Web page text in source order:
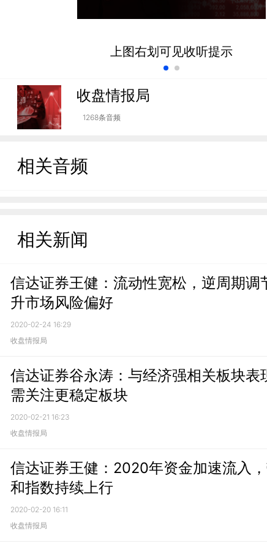
上图右划可见收听提示
收盘情报局
1268条音频
相关音频
相关新闻
信达证券王健：流动性宽松，逆周期调
升市场风险偏好
2020-02-24 16:29
收盘情报局
信达证券谷永涛：与经济强相关板块表
需关注更稳定板块
2020-02-21 16:23
收盘情报局
信达证券王健：2020年资金加速流入
和指数持续上行
2020-02-20 16:11
收盘情报局